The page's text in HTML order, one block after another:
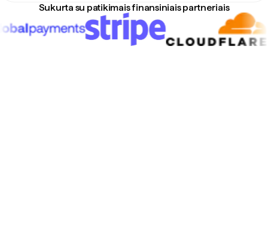
Sukurta su patikimais finansiniais partneriais